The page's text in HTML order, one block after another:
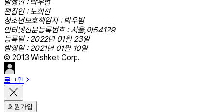
발행인 : 박우범
편집인 : 노희선
청소년보호책임자 : 박우범
인터넷신문등록번호 : 서울,아54129
등록일 : 2022년 01월 23일
발행일 : 2021년 01월 10일
© 2013 Wishket Corp.
로그인
회원가입